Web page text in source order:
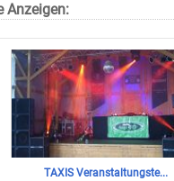
Anzeigen:
TAXIS Veranstaltungste...